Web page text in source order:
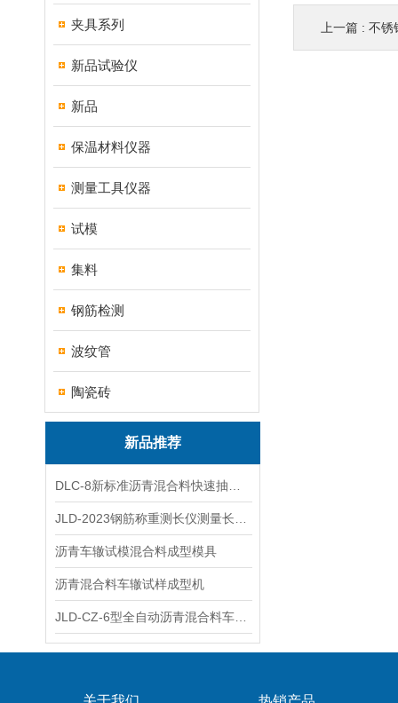
夹具系列
新品试验仪
新品
保温材料仪器
测量工具仪器
试模
集料
钢筋检测
波纹管
陶瓷砖
新品推荐
沥青车辙试模混合料成型模具
沥青混合料车辙试样成型机
上一篇 : 不锈